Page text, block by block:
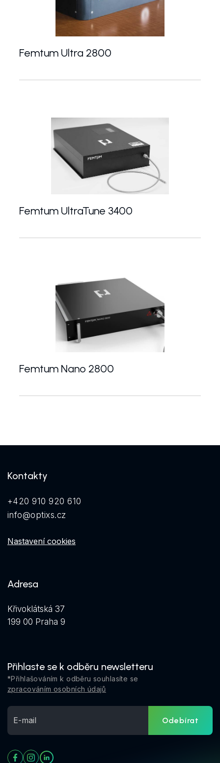
Femtum Ultra 2800
Femtum UltraTune 3400
Femtum Nano 2800
Kontakty
+420 910 920 610
info@optixs.cz
Nastavení cookies
Adresa
Křivoklátská 37
199 00 Praha 9
Přihlaste se k odběru newsletteru
*Přihlašováním k odběru souhlasíte se
zpracováním osobních údajů
Odebírat